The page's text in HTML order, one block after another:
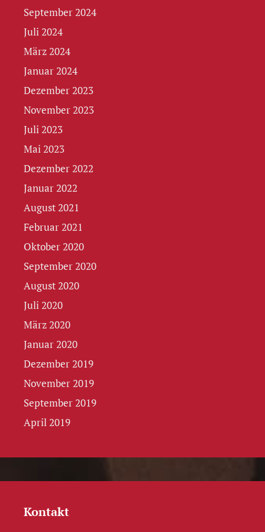
September 2024
Juli 2024
März 2024
Januar 2024
Dezember 2023
November 2023
Juli 2023
Mai 2023
Dezember 2022
Januar 2022
August 2021
Februar 2021
Oktober 2020
September 2020
August 2020
Juli 2020
März 2020
Januar 2020
Dezember 2019
November 2019
September 2019
April 2019
Kontakt